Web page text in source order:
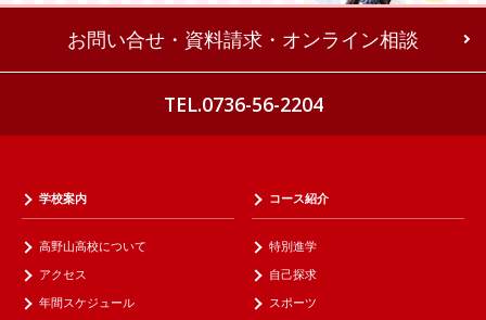
お問い合せ・資料請求・オンライン相談
TEL.0736-56-2204
学校案内
高野山高校について
アクセス
年間スケジュール
コース紹介
特別進学
自己探求
スポーツ